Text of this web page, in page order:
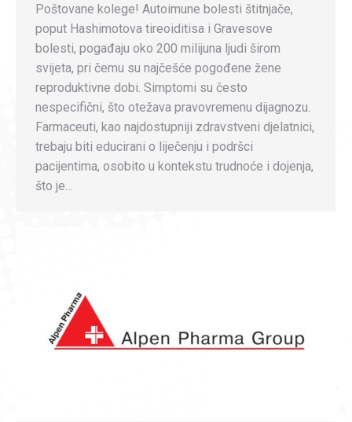
Poštovane kolege! Autoimune bolesti štitnjače,
poput Hashimotova tireoiditisa i Gravesove
bolesti, pogađaju oko 200 milijuna ljudi širom
svijeta, pri čemu su najčešće pogođene žene
reproduktivne dobi. Simptomi su često
nespecifični, što otežava pravovremenu dijagnozu.
Farmaceuti, kao najdostupniji zdravstveni djelatnici,
trebaju biti educirani o liječenju i podršci
pacijentima, osobito u kontekstu trudnoće i dojenja,
što je…